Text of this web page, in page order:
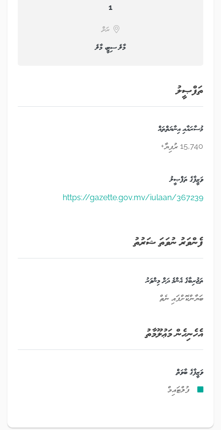
1
ރަށް
މާލެ ސިޓީ، މާލެ
ތަފްޞީލު
މުސާރައާއި އިނާޔަތްތައް
15,740 ރުފިޔާ+
ވަޒީފާގެ ތަފްޞީލު
https://gazette.gov.mv/iulaan/367239
ފެންވަރު ނުވަތަ ޝަރުތު
ތަޖުރިބާގެ އެންމެ ދަށް މިންވަރު
ބަޔާންކޮށްފައި ނެތް
އެހެނިހެން މަޢުލޫމާތު
ވަޒީފާގެ ބާވަތް
ފުލްޓައިމް